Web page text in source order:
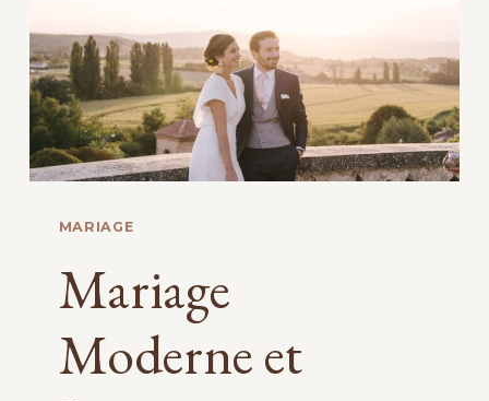
MARIAGE
Mariage
Moderne et